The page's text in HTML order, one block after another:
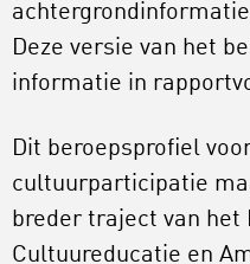
Deze versie van het
informatie in
Dit beroepsprofiel
cultuurparticipatie
breder traject van het
Cultuureducatie en